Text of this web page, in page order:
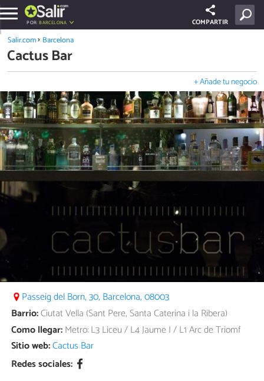
POR:BARCELONA COMPARTIR
Salir.com Barcelona
Cactus Bar
+ Añade tu negocio
Passeig del Born, 30, Barcelona, 08003
Barrio:Ciutat Vella (Sant Pere, Santa Caterina i la Ribera)
Como llegar:Metro: L3 Liceu / L4 Jaume I / L1 Arc de Triomf
Sitio web:Cactus Bar
Redes sociales: